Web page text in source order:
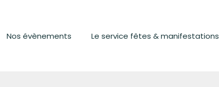
Nos évènements Le service fêtes & manifestations
L’AGENDA